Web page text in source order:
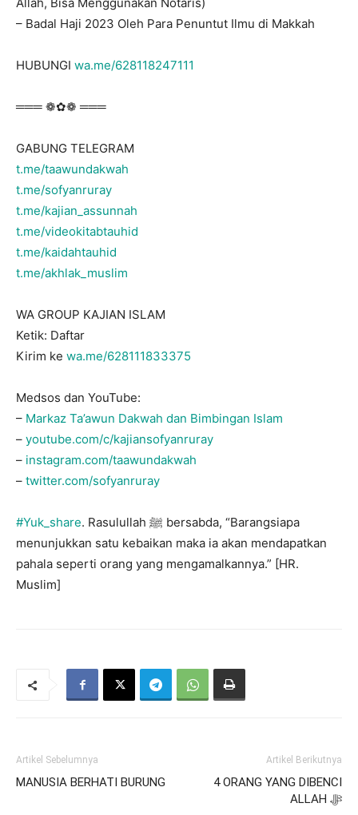
– Badal Haji 2023 Oleh Para Penuntut Ilmu di Makkah
HUBUNGI wa.me/628118247111
═══ ❁✿❁ ═══
GABUNG TELEGRAM
t.me/taawundakwah
t.me/sofyanruray
t.me/kajian_assunnah
t.me/videokitabtauhid
t.me/kaidahtauhid
t.me/akhlak_muslim
WA GROUP KAJIAN ISLAM
Ketik: Daftar
Kirim ke wa.me/628111833375
Medsos dan YouTube:
– Markaz Ta’awun Dakwah dan Bimbingan Islam
– youtube.com/c/kajiansofyanruray
– instagram.com/taawundakwah
– twitter.com/sofyanruray
#Yuk_share. Rasulullah ﷺ bersabda, “Barangsiapa
menunjukkan satu kebaikan maka ia akan mendapatkan
pahala seperti orang yang mengamalkannya.” [HR.
Muslim]
Artikel Sebelumnya
MANUSIA BERHATI BURUNG
Artikel Berikutnya
4 ORANG YANG DIBENCI
ALLAH ﷻ